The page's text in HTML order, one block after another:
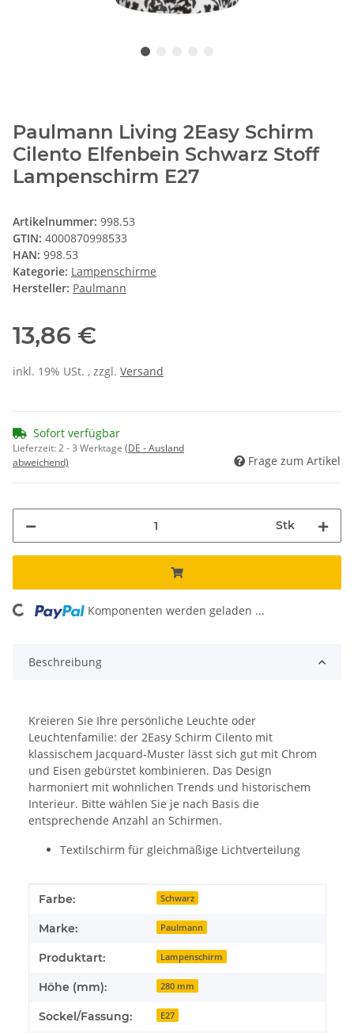
Paulmann Living 2Easy Schirm
Cilento Elfenbein Schwarz Stoff
Lampenschirm E27
Artikelnummer: 998.53
GTIN: 4000870998533
HAN: 998.53
Kategorie: Lampenschirme
Hersteller: Paulmann
13,86 €
inkl. 19% USt. , zzgl. Versand
Sofort verfügbar
Lieferzeit:2 - 3 Werktage (DE - Ausland
abweichend)
Frage zum Artikel
Stk
Komponenten werden geladen ...
Beschreibung
Kreieren Sie Ihre persönliche Leuchte oder
Leuchtenfamilie: der 2Easy Schirm Cilento mit
klassischem Jacquard-Muster lässt sich gut mit Chrom
und Eisen gebürstet kombinieren. Das Design
harmoniert mit wohnlichen Trends und historischem
Interieur. Bitte wählen Sie je nach Basis die
entsprechende Anzahl an Schirmen.
Textilschirm für gleichmäßige Lichtverteilung
Produkteigenschaft
Wert
Farbe: Schwarz
Marke: Paulmann
Produktart: Lampenschirm
Höhe (mm): 280 mm
Sockel/Fassung: E27